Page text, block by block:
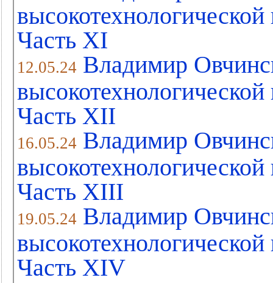
Часть XI
12.05.24 Владимир
Часть XII
16.05.24 Владимир
Часть XIII
19.05.24 Владимир
Часть XIV